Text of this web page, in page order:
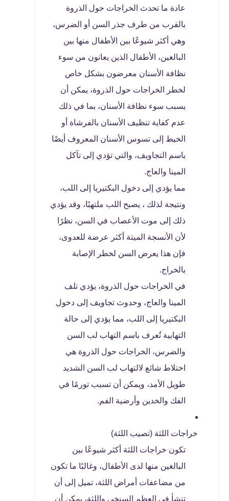
عادة ما تحدث الخراجات حول الذروة
بالقرب من طرف جذر السن أو الضرس،
وهي أكثر شيوعًا بين الأطفال منها بين
البالغين، الأطفال الذين يعانون من سوء
نظافة الأسنان معرضون بشكل خاص
لخطر الخراجات حول الذروة، يمكن أن
يسبب سوء نظافة الأسنان، بما في ذلك
عدم كفاية تنظيف الأسنان بالفرشاة أو
الخيط إلى تسوس الأسنان المعروف أيضًا
باسم التجاويف، والتي تؤدي إلى تآكل
المينا والعاج.
مما يؤدي إلى دخول البكتيريا إلى اللب،
ونتيجة لذلك ، يصبح اللب ملتهبًا، وقد يؤدي
ذلك إلى موت الأعصاب في السن، نظرًا
لأن الأنسجة الميتة أكثر عرضة للعدوى،
فإن هذا يعرض السن لخطر الإصابة
بالخراج.
في الخراجات حول الذروة، يؤدي تلف
المينا والعاج، وحدوث تجاويف إلى دخول
البكتيريا إلى اللب، مما يؤدي إلى حالة
التهابية تُعرف باسم التهاب لب السن
والضرس، الخراجات حول الذروة هي
اختلاط شائع لالتهاب لب السن الشديد
طويل الأمد، ويمكن أن تسبب تورمًا في
الفك والخدين وأرضية الفم.
خراجات اللثة (تصيب اللثة)
تكون خراجات اللثة أكثر شيوعًا بين
البالغين منها لدى الأطفال، وغالبًا ما تكون
من مضاعفات أمراض اللثة، تميل إلى أن
تنشأ في العظم السنخي واللثة، يمكن أن